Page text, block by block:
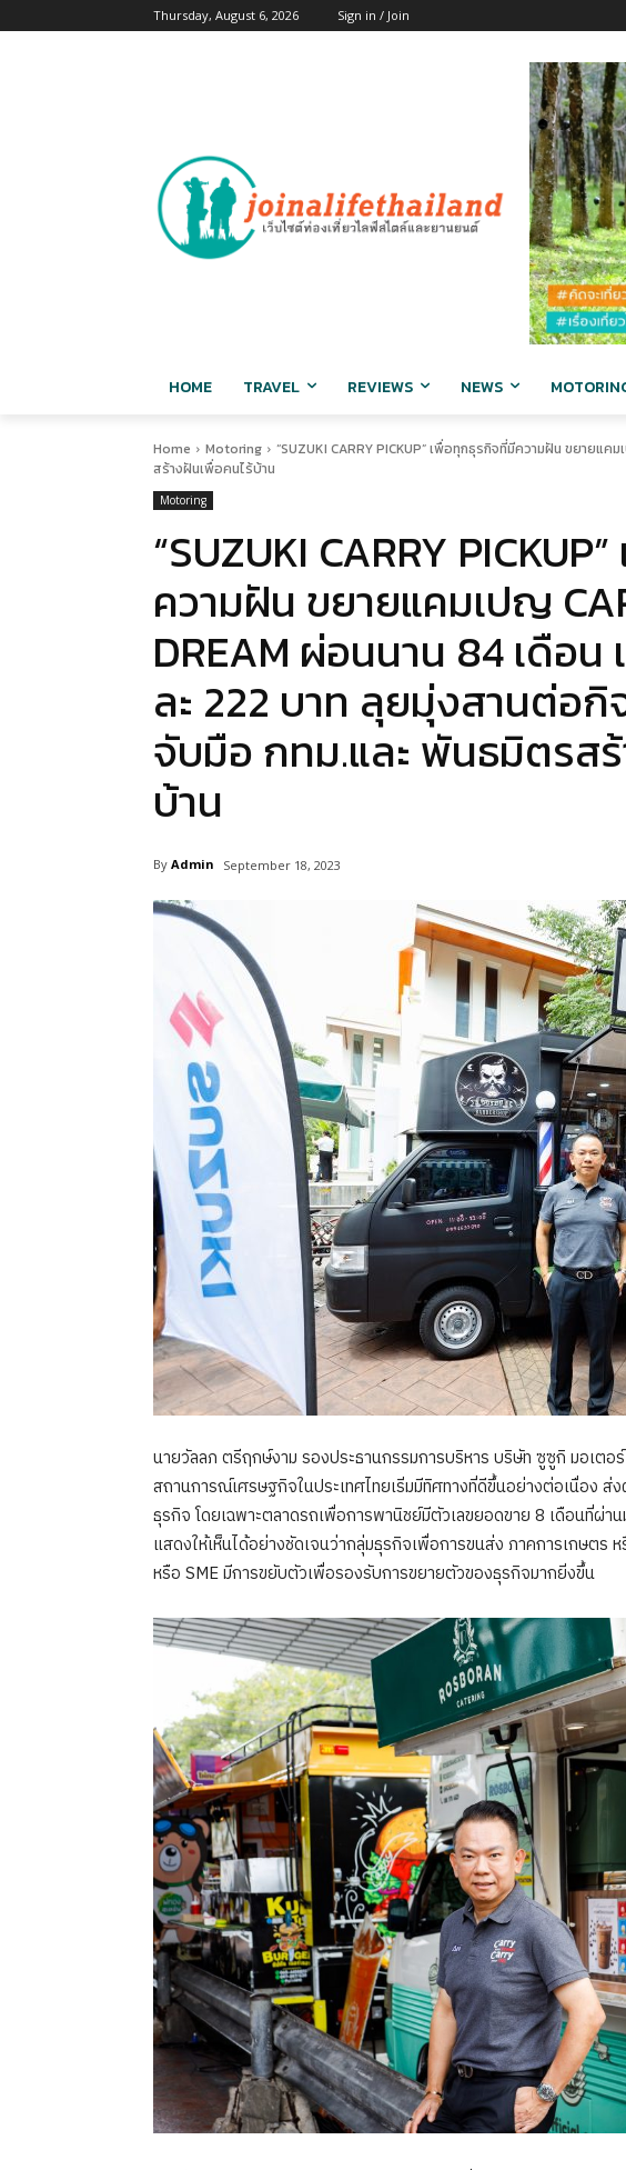
Thursday, August 6, 2026 Sign in / Join
HOME TRAVEL REVIEWS NEWS
Home Motoring
“SUZUKI CARRY PICKUP” เพื่อทุกธุรกิจที่มีความฝัน ขยาย
สร้างฝันเพื่อคนไร้บ้าน
Motoring
“SUZUKI CARRY
ความฝัน ขยายแคมเปญ
DREAM ผ่อนนาน 84 เดือน
ละ 222 บาท ลุยมุ่งสานต่อ
จับมือ กทม.และ พันธมิตรส
บ้าน
By Admin September 18, 2023
นายวัลลภ ตรีฤกษ์งาม รองประธานกรรมการบริหาร บริษัท ซูซูกิ มอเตอ
สถานการณ์เศรษฐกิจในประเทศไทยเริ่มมีทิศทางที่ดีขึ้นอย่างต่อเนื่อง ส่
ธุรกิจ โดยเฉพาะตลาดรถเพื่อการพานิชย์มีตัวเลขยอดขาย 8 เดือนที่ผ่
แสดงให้เห็นได้อย่างชัดเจนว่ากลุ่มธุรกิจเพื่อการขนส่ง ภาคการเกษตร
หรือ SME มีการขยับตัวเพื่อรองรับการขยายตัวของธุรกิจมากยิ่งขึ้น